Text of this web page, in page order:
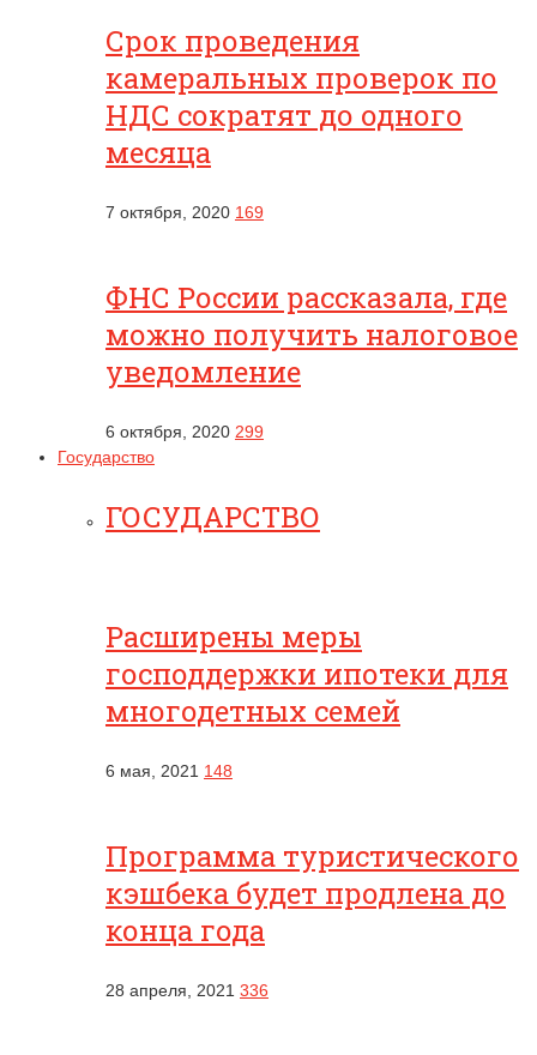
Срок проведения
камеральных проверок по
НДС сократят до одного
месяца
7 октября, 2020 169
ФНС России рассказала, где
можно получить налоговое
уведомление
6 октября, 2020 299
Государство
ГОСУДАРСТВО
Расширены меры
господдержки ипотеки для
многодетных семей
6 мая, 2021 148
Программа туристического
кэшбека будет продлена до
конца года
28 апреля, 2021 336